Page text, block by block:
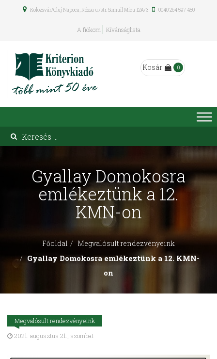
Kolozsvár/Cluj Napoca, Rózsa u./str. Samuil Micu 12A/3 0040 264 597 450
A fiókom Kívánságlista
Kosár 0
Gyallay Domokosra
emlékeztünk a 12.
KMN-on
Főoldal Megvalósult rendezvényeink
Gyallay Domokosra emlékeztünk a 12. KMN-
on
Megvalósult rendezvényeink
2021. augusztus 21., szombat